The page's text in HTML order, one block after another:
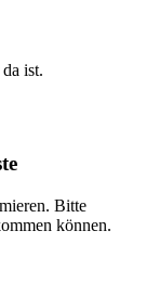
ist.
Bitte
können.